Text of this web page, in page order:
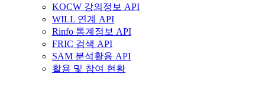
KOCW 강의정보 API
WILL 연계 API
Rinfo 통계정보 API
FRIC 검색 API
SAM 분석활용 API
활용 및 참여 현황